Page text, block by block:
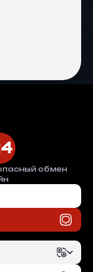
обмен